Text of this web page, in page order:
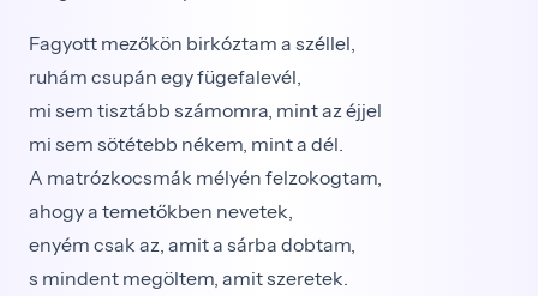
Fagyott mezőkön birkóztam a széllel,
ruhám csupán egy fügefalevél,
mi sem tisztább számomra, mint az éjjel
mi sem sötétebb nékem, mint a dél.
A matrózkocsmák mélyén felzokogtam,
ahogy a temetőkben nevetek,
enyém csak az, amit a sárba dobtam,
s mindent megöltem, amit szeretek.